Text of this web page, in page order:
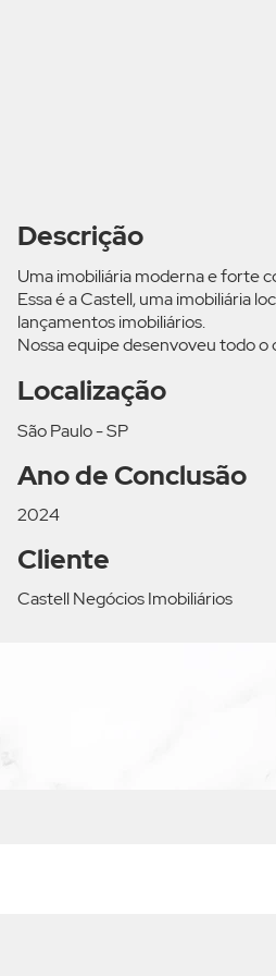
Castell Negócios Imobiliários
Cliente
2024
Ano de Conclusão
São Paulo - SP
Localização
Uma imobiliária moderna e forte
Essa é a Castell, uma imobiliária
lançamentos imobiliários.
Nossa equipe desenvoveu todo
Descrição